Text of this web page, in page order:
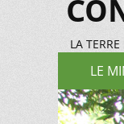
LA
contenu
LE